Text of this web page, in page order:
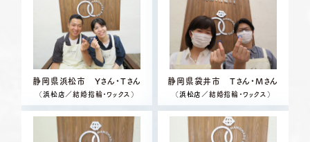
静岡県浜松市 Yさん・Tさん
（浜松店 ／結婚指輪・ワックス）
静岡県袋井市 Tさん・Mさん
（浜松店 ／結婚指輪・ワックス）